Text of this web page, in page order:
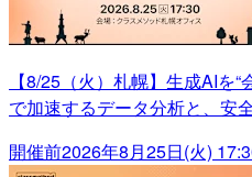
【8/25（火）札幌】生成AIを
で加速するデータ分析と、安
開催前2026年8月25日(火)